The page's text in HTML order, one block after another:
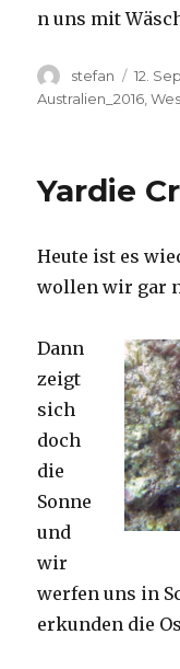
n uns mit
Autor
stefan
am
12.
Australien_2016 ,
Yardie
Heute ist es
wollen wir gar
Dann
zeigt
sich
doch
die
Sonne
und
wir
werfen uns in
erkunden die